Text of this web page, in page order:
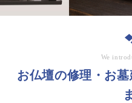
We
お仏壇の修理・お